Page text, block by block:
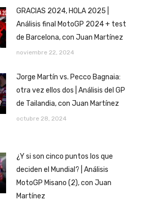
GRACIAS 2024, HOLA 2025 |
Análisis final MotoGP 2024 + test
de Barcelona, con Juan Martínez
noviembre 22, 2024
Jorge Martín vs. Pecco Bagnaia:
otra vez ellos dos | Análisis del GP
de Tailandia, con Juan Martínez
octubre 28, 2024
¿Y si son cinco puntos los que
deciden el Mundial? | Análisis
MotoGP Misano (2), con Juan
Martínez